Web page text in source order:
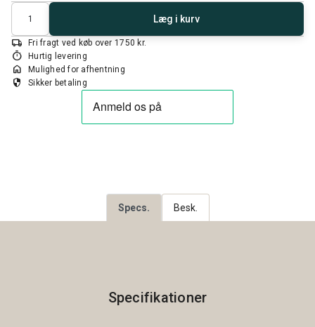
Antal
Læg i kurv
local_shipping Fri fragt ved køb over 1750 kr.
timer Hurtig levering
home Mulighed for afhentning
security Sikker betaling
Specs. Besk.
Specifikationer